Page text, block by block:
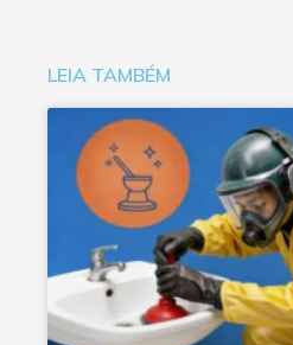
LEIA TAMBÉM